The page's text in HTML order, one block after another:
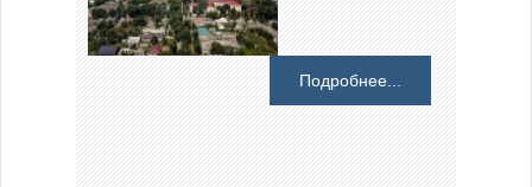
Подробнее...